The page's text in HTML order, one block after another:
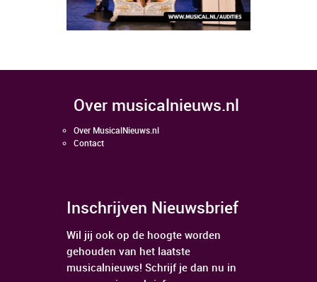
over musicalnieuws.nl
Over MusicalNieuws.nl
Contact
Inschrijven Nieuwsbrief
Wil jij ook op de hoogte worden
gehouden van het laatste
musicalnieuws! Schrijf je dan nu in